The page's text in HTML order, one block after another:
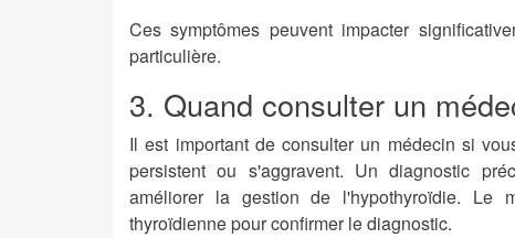
Ces symptômes peuvent impacter
particulière.
3. Quand consulter un
Il est important de consulter un médecin si
persistent ou s'aggravent. Un diagnostic
améliorer la gestion de l'hypothyroïdie. Le
thyroïdienne pour confirmer le diagnostic.